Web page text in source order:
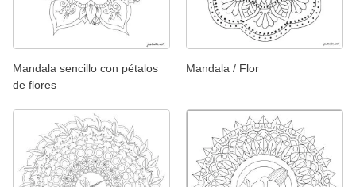
Mandala sencillo con pétalos
de flores
Mandala / Flor